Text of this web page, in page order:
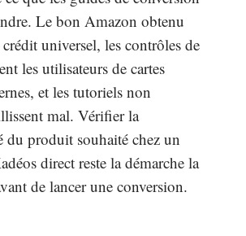
Le bon Amazon obtenu
crédit universel, les contrôles de
les utilisateurs de cartes
et les tutoriels non
mal. Vérifier la
produit souhaité chez un
direct reste la démarche la
de lancer une conversion.